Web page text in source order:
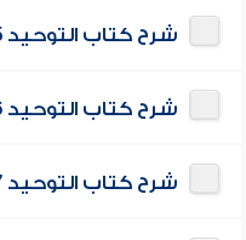
شرح كتاب التوحيد 025
شرح كتاب التوحيد 026
شرح كتاب التوحيد 027